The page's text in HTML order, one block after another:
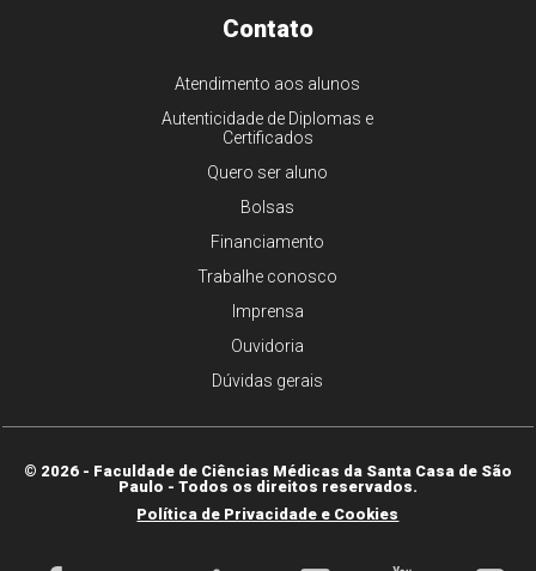
Contato
Atendimento aos alunos
Autenticidade de Diplomas e
Certificados
Quero ser aluno
Bolsas
Financiamento
Trabalhe conosco
Imprensa
Ouvidoria
Dúvidas gerais
© 2026 - Faculdade de Ciências Médicas da Santa Casa de São
Paulo - Todos os direitos reservados.
Política de Privacidade e Cookies